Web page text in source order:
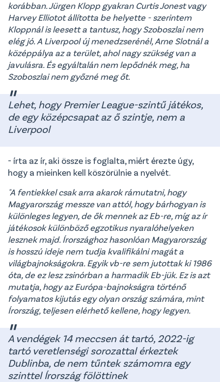
korábban. Jürgen Klopp gyakran Curtis Jonest vagy
Harvey Elliotot állította be helyette - szerintem
Kloppnál is leesett a tantusz, hogy Szoboszlai nem
elég jó. A Liverpool új menedzserénél, Arne Slotnál a
középpálya az a terület, ahol nagy szükség van a
javulásra. És egyáltalán nem lepődnék meg, ha
Szoboszlai nem győzné meg őt.
Lehet, hogy Premier League-szintű játékos,
de egy középcsapat az ő szintje, nem a
Liverpool
- írta az ír, aki össze is foglalta, miért érezte úgy,
hogy a mieinken kell köszörülnie a nyelvét.
"A fentiekkel csak arra akarok rámutatni, hogy
Magyarország messze van attól, hogy bárhogyan is
különleges legyen, de ők mennek az Eb-re, míg az ír
játékosok különböző egzotikus nyaralóhelyeken
lesznek majd. Írországhoz hasonlóan Magyarország
is hosszú ideje nem tudja kvalifikálni magát a
világbajnokságokra. Egyik vb-re sem jutottak ki 1986
óta, de ez lesz zsinórban a harmadik Eb-jük. Ez is azt
mutatja, hogy az Európa-bajnokságra történő
folyamatos kijutás egy olyan ország számára, mint
Írország, teljesen elérhető kellene, hogy legyen.
A vendégek 14 meccsen át tartó, 2022-ig
tartó veretlenségi sorozattal érkeztek
Dublinba, de nem tűntek számomra egy
szinttel Írország fölöttinek